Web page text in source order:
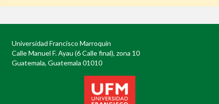
Universidad Francisco Marroquín
Calle Manuel F. Ayau (6 Calle final), zona 10
Guatemala, Guatemala 01010